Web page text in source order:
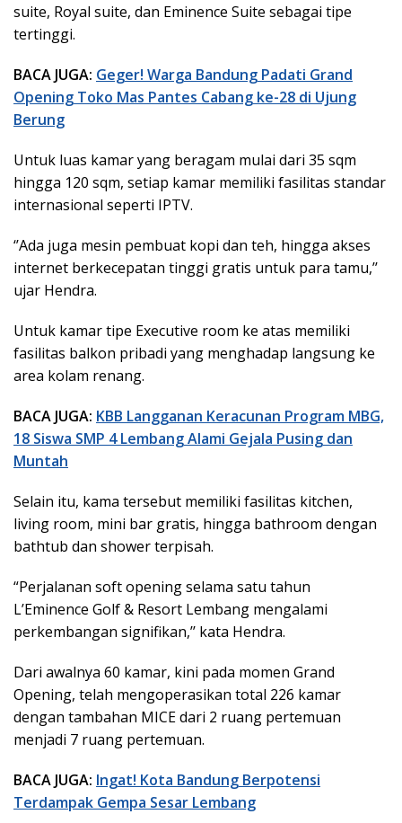
suite, Royal suite, dan Eminence Suite sebagai tipe
tertinggi.
BACA JUGA: Geger! Warga Bandung Padati Grand
Opening Toko Mas Pantes Cabang ke-28 di Ujung
Berung
Untuk luas kamar yang beragam mulai dari 35 sqm
hingga 120 sqm, setiap kamar memiliki fasilitas standar
internasional seperti IPTV.
‘’Ada juga mesin pembuat kopi dan teh, hingga akses
internet berkecepatan tinggi gratis untuk para tamu,’’
ujar Hendra.
Untuk kamar tipe Executive room ke atas memiliki
fasilitas balkon pribadi yang menghadap langsung ke
area kolam renang.
BACA JUGA: KBB Langganan Keracunan Program MBG,
18 Siswa SMP 4 Lembang Alami Gejala Pusing dan
Muntah
Selain itu, kama tersebut memiliki fasilitas kitchen,
living room, mini bar gratis, hingga bathroom dengan
bathtub dan shower terpisah.
“Perjalanan soft opening selama satu tahun
L’Eminence Golf & Resort Lembang mengalami
perkembangan signifikan,’’ kata Hendra.
Dari awalnya 60 kamar, kini pada momen Grand
Opening, telah mengoperasikan total 226 kamar
dengan tambahan MICE dari 2 ruang pertemuan
menjadi 7 ruang pertemuan.
BACA JUGA: Ingat! Kota Bandung Berpotensi
Terdampak Gempa Sesar Lembang